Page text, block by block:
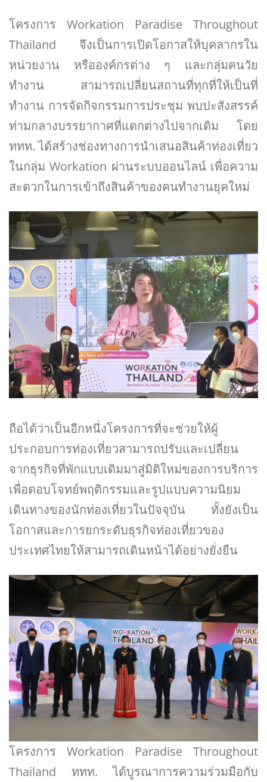
โครงการ Workation Paradise Throughout
Thailand จึงเป็นการเปิดโอกาสให้บุคลากรใน
หน่วยงาน หรือองค์กรต่าง ๆ และกลุ่มคนวัย
ทำงาน สามารถเปลี่ยนสถานที่ทุกที่ให้เป็นที่
ทำงาน การจัดกิจกรรมการประชุม พบปะสังสรรค์
ท่ามกลางบรรยากาศที่แตกต่างไปจากเดิม โดย
ททท. ได้สร้างช่องทางการนำเสนอสินค้าท่องเที่ยว
ในกลุ่ม Workation ผ่านระบบออนไลน์ เพื่อความ
สะดวกในการเข้าถึงสินค้าของคนทำงานยุคใหม่
ถือได้ว่าเป็นอีกหนึ่งโครงการที่จะช่วยให้ผู้
ประกอบการท่องเที่ยวสามารถปรับและเปลี่ยน
จากธุรกิจที่พักแบบเดิมมาสู่มิติใหม่ของการบริการ
เพื่อตอบโจทย์พฤติกรรมและรูปแบบความนิยม
เดินทางของนักท่องเที่ยวในปัจจุบัน ทั้งยังเป็น
โอกาสและการยกระดับธุรกิจท่องเที่ยวของ
ประเทศไทยให้สามารถเดินหน้าได้อย่างยั่งยืน
โครงการ Workation Paradise Throughout
Thailand ททท. ได้บูรณาการความร่วมมือกับ